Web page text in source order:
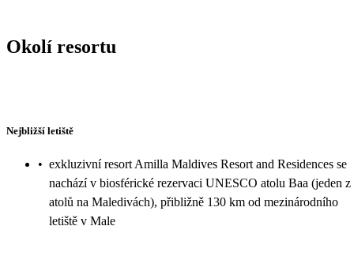
Okolí resortu
Nejbližší letiště
• exkluzivní resort Amilla Maldives Resort and Residences se
nachází v biosférické rezervaci UNESCO atolu Baa (jeden z
atolů na Maledivách), přibližně 130 km od mezinárodního
letiště v Male